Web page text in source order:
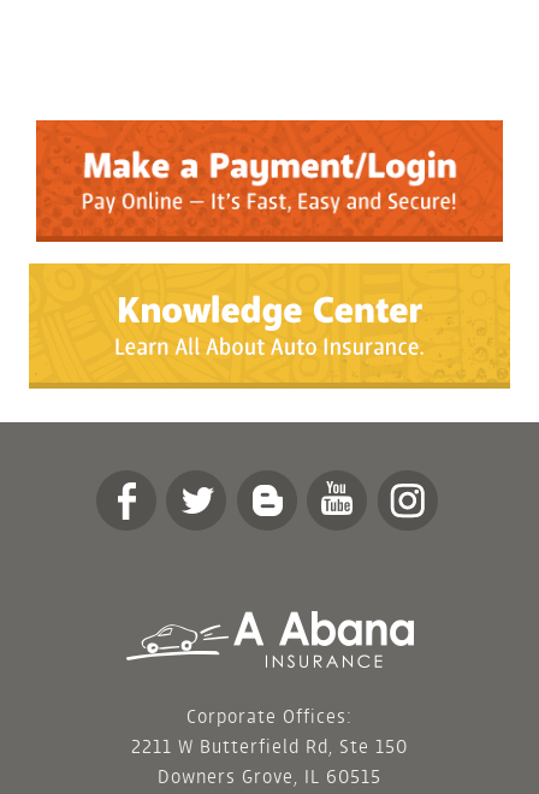
Corporate Offices:
2211 W Butterfield Rd, Ste 150
Downers Grove, IL 60515